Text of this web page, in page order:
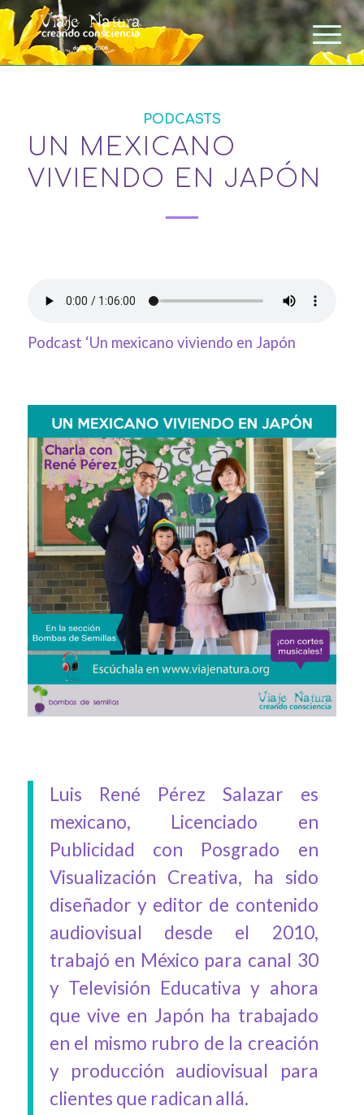
PODCASTS
UN MEXICANO
VIVIENDO EN JAPÓN
Podcast ‘Un mexicano viviendo en Japón
Luis René Pérez Salazar es
mexicano, Licenciado en
Publicidad con Posgrado en
Visualización Creativa, ha sido
diseñador y editor de contenido
audiovisual desde el 2010,
trabajó en México para canal 30
y Televisión Educativa y ahora
que vive en Japón ha trabajado
en el mismo rubro de la creación
y producción audiovisual para
clientes que radican allá.